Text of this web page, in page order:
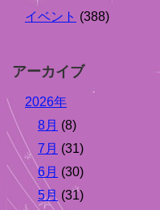
イベント (388)
アーカイブ
2026年
8月 (8)
7月 (31)
6月 (30)
5月 (31)